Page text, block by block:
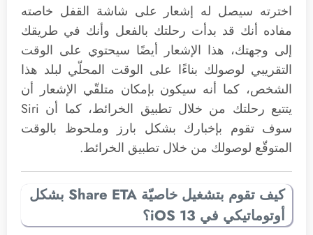
اخترته سيصل له إشعار على شاشة القفل خاصته
مفاده أنك قد بدأت رحلتك بالفعل وأنك في طريقك
إلى وجهتك، هذا الإشعار أيضًا سيحتوي على الوقت
التقريبي لوصولك بناءًا على الوقت المحلّي لبلد هذا
الشخص، كما أنه سيكون بإمكان متلقّي الإشعار أن
يتتبع رحلتك من خلال تطبيق الخرائط، كما أن Siri
سوف تقوم بإخبارك بشكل بارز وملحوظ بالوقت
المتوقّع لوصولك من خلال تطبيق الخرائط.
كيف تقوم بتشغيل خاصيّة Share ETA بشكل
أوتوماتيكي في iOS 13؟